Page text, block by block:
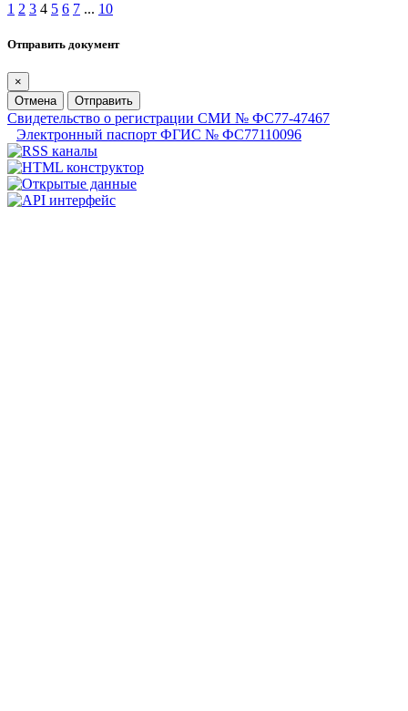
1 2 3 4 5 6 7 ... 10
Отправить документ
×
Отмена
Отправить
Свидетельство о регистрации СМИ № ФС77-47467
Электронный паспорт ФГИС № ФС77110096